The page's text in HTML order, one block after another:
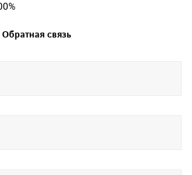
Обратная связь